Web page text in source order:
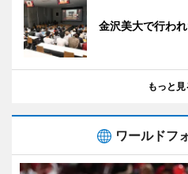
金沢美大で行わ
もっと見
ワールドフ